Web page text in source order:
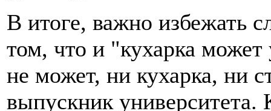
В итоге, важно избежать
том, что и "кухарка может
не может, ни кухарка, ни
выпускник